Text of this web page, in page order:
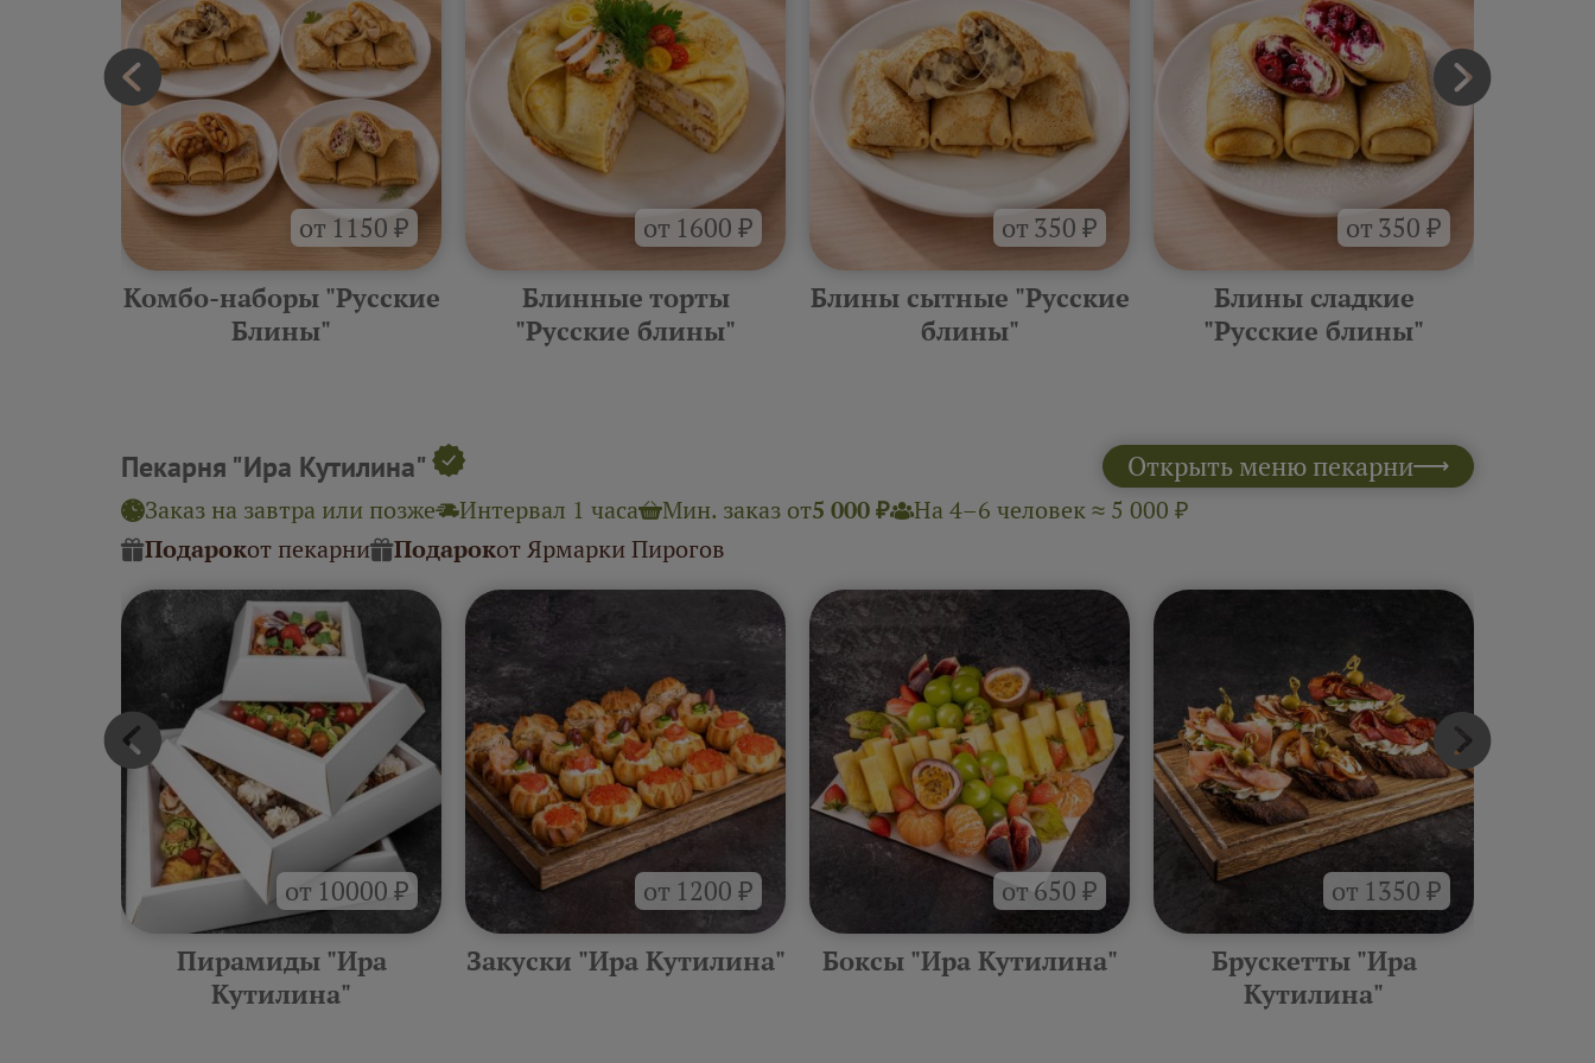
от 1150 ₽
Комбо-наборы "Русские
Блины"
от 1600 ₽
Блинные торты
"Русские блины"
от 350 ₽
Блины сытные "Русские
блины"
от 350 ₽
Блины сладкие
"Русские блины"
Пекарня "Ира Кутилина" Открыть меню пекарни
Заказ на завтра или позже Интервал 1 часа Мин. заказ от5 000 ₽
На 4–6 человек ≈ 5 000 ₽
Подарокот пекарни Подарокот Ярмарки Пирогов
от 10000 ₽
Пирамиды "Ира
Кутилина"
от 1200 ₽
Закуски "Ира Кутилина"
от 650 ₽
Боксы "Ира Кутилина"
от 1350 ₽
Брускетты "Ира
Кутилина"